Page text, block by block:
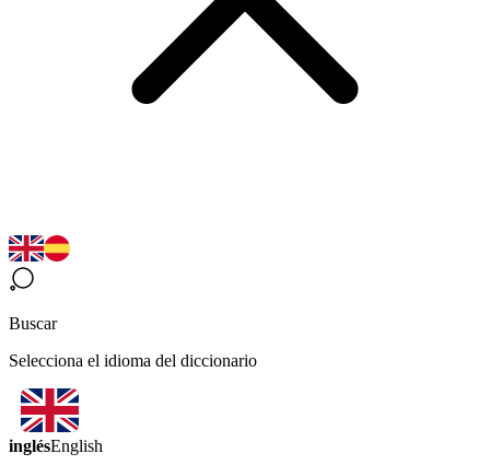
Buscar
Selecciona el idioma del diccionario
inglésEnglish